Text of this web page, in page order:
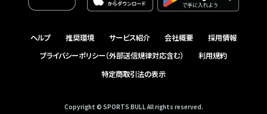
ヘルプ 推奨環境 サービス紹介 会社概要
採用情報
プライバシーポリシー（外部送信規律対応含む）
利用規約
特定商取引法の表示
Copyright © SPORTS BULL All rights reserved.